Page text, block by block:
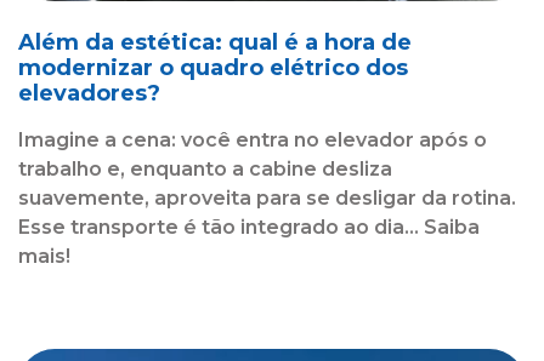
Além da estética: qual é a hora de
modernizar o quadro elétrico dos
elevadores?
Imagine a cena: você entra no elevador após o
trabalho e, enquanto a cabine desliza
suavemente, aproveita para se desligar da rotina.
Esse transporte é tão integrado ao dia... Saiba
mais!